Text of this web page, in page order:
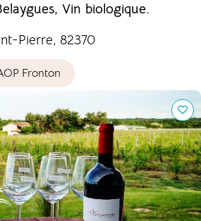
Vin biologique.
Pierre, 82370
Fronton